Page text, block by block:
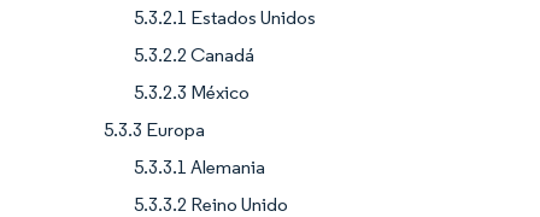
5.3.2.1 Estados Unidos
5.3.2.2 Canadá
5.3.2.3 México
5.3.3 Europa
5.3.3.1 Alemania
5.3.3.2 Reino Unido